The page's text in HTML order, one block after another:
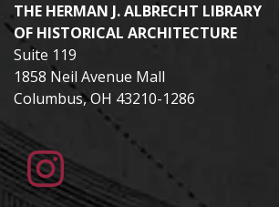
THE HERMAN J. ALBRECHT LIBRARY
OF HISTORICAL ARCHITECTURE
Suite 119
1858 Neil Avenue Mall
Columbus, OH 43210-1286